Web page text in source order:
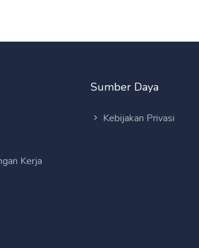
Kerja
Sumber Daya
Kebijakan Privasi